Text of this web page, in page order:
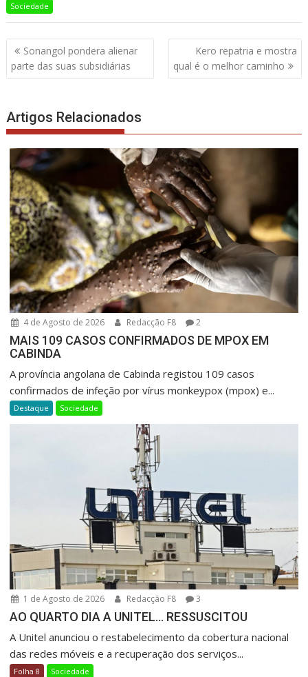
Sociedade
Navegação
de
artigos
Sonangol pondera alienar
parte das suas subsidiárias
Kero repatria e mostra
qual é o melhor caminho
Artigos Relacionados
4 de Agosto de 2026 Redacção F8 2
MAIS 109 CASOS CONFIRMADOS DE MPOX EM
CABINDA
A província angolana de Cabinda registou 109 casos
confirmados de infeção por vírus monkeypox (mpox) e...
Destaque Sociedade
1 de Agosto de 2026 Redacção F8 3
AO QUARTO DIA A UNITEL… RESSUSCITOU
A Unitel anunciou o restabelecimento da cobertura nacional
das redes móveis e a recuperação dos serviços...
Folha 8 Sociedade